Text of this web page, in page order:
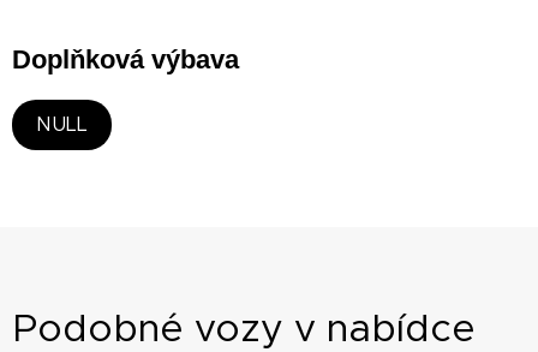
Doplňková výbava
NULL
Podobné vozy v nabídce